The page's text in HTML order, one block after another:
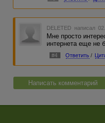
DELETED написал
Мне просто
интернета еще не
#4 Ответить /
Написать комментарий